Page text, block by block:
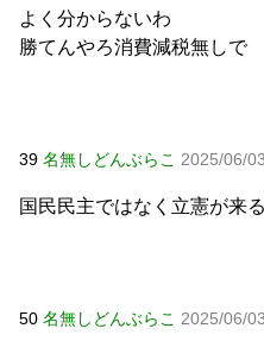
よく分からないわ
勝てんやろ消費減税無しで
39 名無しどんぶらこ 2025/06/
国民民主ではなく立憲が来
50 名無しどんぶらこ 2025/06/